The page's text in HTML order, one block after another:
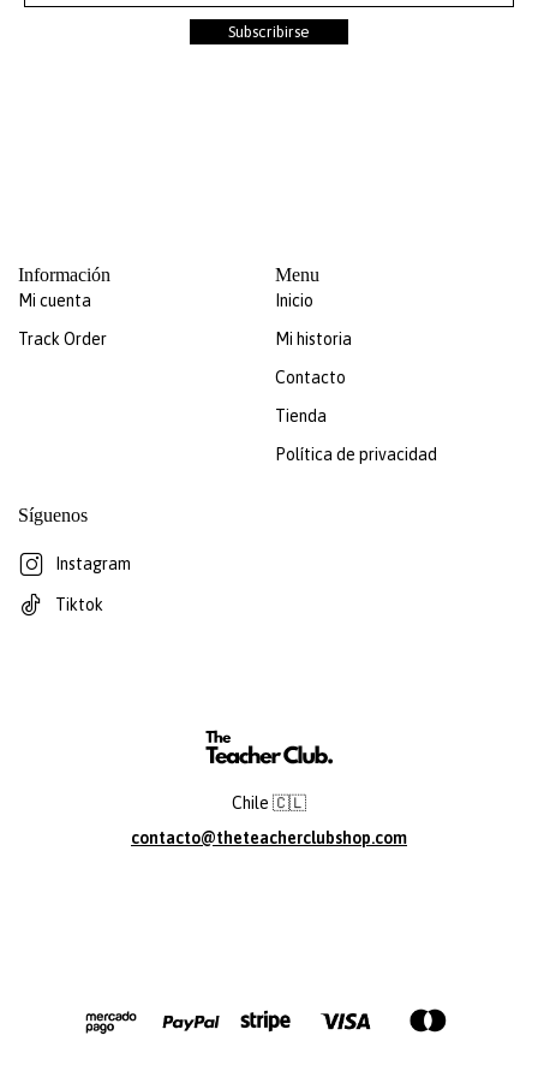
Subscribirse
Información
Mi cuenta
Track Order
Menu
Inicio
Mi historia
Contacto
Tienda
Política de privacidad
Síguenos
Instagram
Tiktok
Chile 🇨🇱
contacto@theteacherclubshop.com